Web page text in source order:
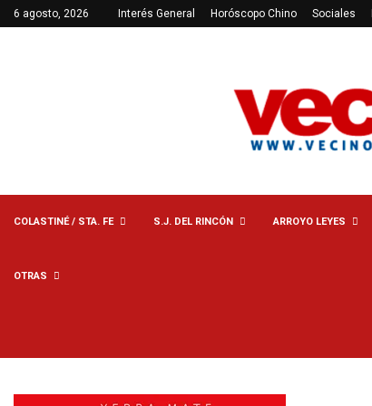
6 agosto, 2026 Interés General Horóscopo Chino Sociales
COLASTINÉ / STA. FE S.J. DEL RINCÓN ARROYO LEYES
OTRAS